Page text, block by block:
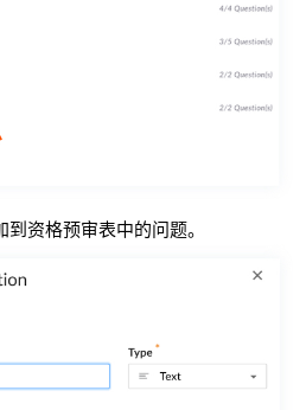
资格预审表中的问题。